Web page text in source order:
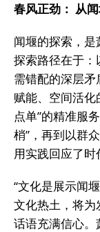
春风正劲： 从
闻堰的探索，
探索路径在于：
需错配的深层
赋能、空间活
点单”的精准服
梢”，再到以群
用实践回应了时
“文化是展示闻
文化热土，将为
话语充满信心。